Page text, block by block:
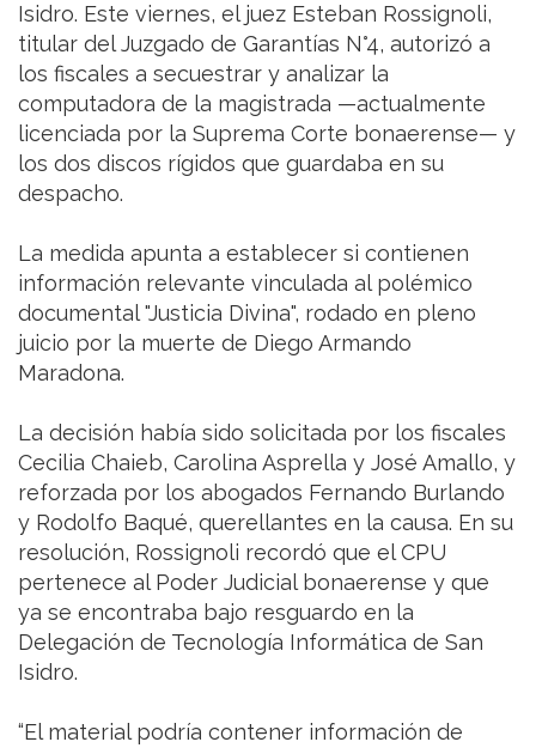
Isidro. Este viernes, el juez Esteban Rossignoli,
titular del Juzgado de Garantías N°4, autorizó a
los fiscales a secuestrar y analizar la
computadora de la magistrada —actualmente
licenciada por la Suprema Corte bonaerense— y
los dos discos rígidos que guardaba en su
despacho.
La medida apunta a establecer si contienen
información relevante vinculada al polémico
documental "Justicia Divina", rodado en pleno
juicio por la muerte de Diego Armando
Maradona.
La decisión había sido solicitada por los fiscales
Cecilia Chaieb, Carolina Asprella y José Amallo, y
reforzada por los abogados Fernando Burlando
y Rodolfo Baqué, querellantes en la causa. En su
resolución, Rossignoli recordó que el CPU
pertenece al Poder Judicial bonaerense y que
ya se encontraba bajo resguardo en la
Delegación de Tecnología Informática de San
Isidro.
“El material podría contener información de